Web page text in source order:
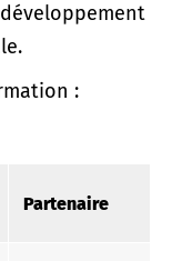
:
Partenaire